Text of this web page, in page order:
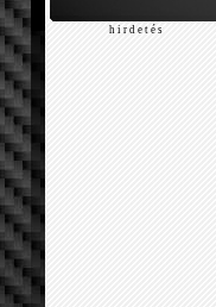
h i r d e t é s